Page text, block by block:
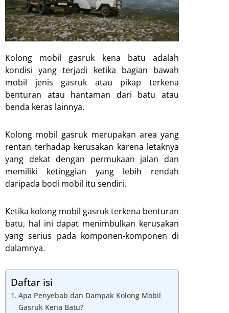
Kolong mobil gasruk kena batu adalah
kondisi yang terjadi ketika bagian bawah
mobil jenis gasruk atau pikap terkena
benturan atau hantaman dari batu atau
benda keras lainnya.
Kolong mobil gasruk merupakan area yang
rentan terhadap kerusakan karena letaknya
yang dekat dengan permukaan jalan dan
memiliki ketinggian yang lebih rendah
daripada bodi mobil itu sendiri.
Ketika kolong mobil gasruk terkena benturan
batu, hal ini dapat menimbulkan kerusakan
yang serius pada komponen-komponen di
dalamnya.
Daftar isi
Apa Penyebab dan Dampak Kolong Mobil
Gasruk Kena Batu?